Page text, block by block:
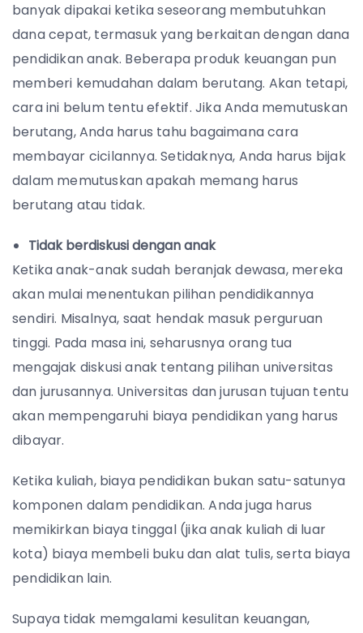
banyak dipakai ketika seseorang membutuhkan
dana cepat, termasuk yang berkaitan dengan dana
pendidikan anak. Beberapa produk keuangan pun
memberi kemudahan dalam berutang. Akan tetapi,
cara ini belum tentu efektif. Jika Anda memutuskan
berutang, Anda harus tahu bagaimana cara
membayar cicilannya. Setidaknya, Anda harus bijak
dalam memutuskan apakah memang harus
berutang atau tidak.
Tidak berdiskusi dengan anak
Ketika anak-anak sudah beranjak dewasa, mereka
akan mulai menentukan pilihan pendidikannya
sendiri. Misalnya, saat hendak masuk perguruan
tinggi. Pada masa ini, seharusnya orang tua
mengajak diskusi anak tentang pilihan universitas
dan jurusannya. Universitas dan jurusan tujuan tentu
akan mempengaruhi biaya pendidikan yang harus
dibayar.
Ketika kuliah, biaya pendidikan bukan satu-satunya
komponen dalam pendidikan. Anda juga harus
memikirkan biaya tinggal (jika anak kuliah di luar
kota) biaya membeli buku dan alat tulis, serta biaya
pendidikan lain.
Supaya tidak memgalami kesulitan keuangan,